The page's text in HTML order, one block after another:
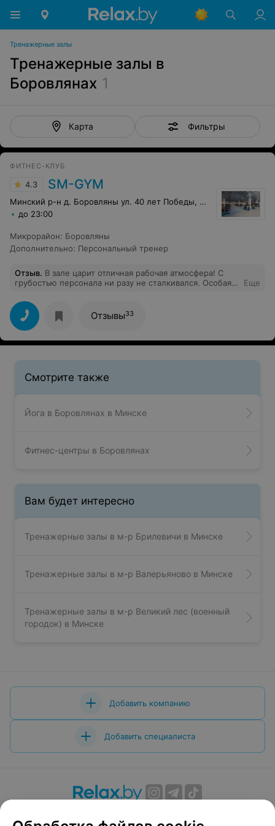
Тренажерные залы
Тренажерные залы в
Боровлянах 1
Карта Фильтры
ФИТНЕС-КЛУБ
4.3 SM-GYM
Минский р-н д. Боровляны ул. 40 лет Победы, 25б
до 23:00
Микрорайон: Боровляны
Дополнительно: Персональный тренер
Отзыв. В зале царит отличная рабочая атмосфера! С
грубостью персонала ни разу не сталкивался. Особая
индивидуалок, он объяснил мне принцип работы всех
тренажеров, показал нестандартные упражнения на
разные группы мышц, помог составить примерный
план тренировок и питания. Я стал уверенно
прибавлять в массе, за что Диме огромное спасибо.
Приятно такое отношение
Еще
Отзывы33
Смотрите также
Йога в Боровлянах в Минске
Фитнес-центры в Боровлянах
Вам будет интересно
Тренажерные залы в м-р Брилевичи в Минске
Тренажерные залы в м-р Валерьяново в Минске
Тренажерные залы в м-р Великий лес (военный
городок) в Минске
Добавить компанию
Добавить специалиста